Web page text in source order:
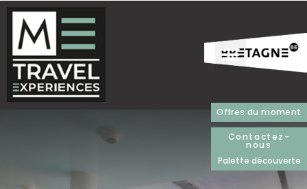
Offres du moment
Contactez-
nous
Palette découverte